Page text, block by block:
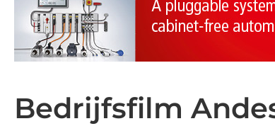
Bedrijfsfilm